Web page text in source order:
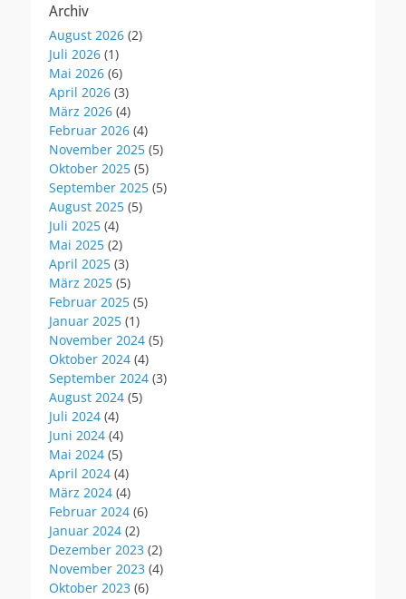
Archiv
August 2026 (2)
Juli 2026 (1)
Mai 2026 (6)
April 2026 (3)
März 2026 (4)
Februar 2026 (4)
November 2025 (5)
Oktober 2025 (5)
September 2025 (5)
August 2025 (5)
Juli 2025 (4)
Mai 2025 (2)
April 2025 (3)
März 2025 (5)
Februar 2025 (5)
Januar 2025 (1)
November 2024 (5)
Oktober 2024 (4)
September 2024 (3)
August 2024 (5)
Juli 2024 (4)
Juni 2024 (4)
Mai 2024 (5)
April 2024 (4)
März 2024 (4)
Februar 2024 (6)
Januar 2024 (2)
Dezember 2023 (2)
November 2023 (4)
Oktober 2023 (6)